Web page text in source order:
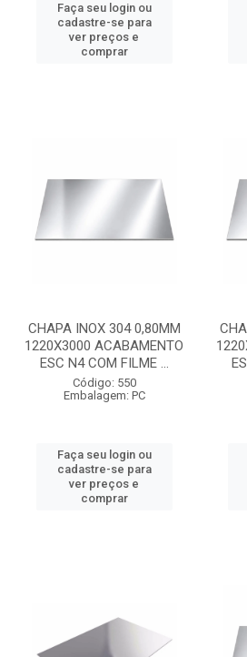
Faça seu login ou
cadastre-se para
ver preços e
comprar
CHAPA INOX 304 0,80MM
1220X3000 ACABAMENTO
ESC N4 COM FILME ...
Código: 550
Embalagem: PC
Faça seu login ou
cadastre-se para
ver preços e
comprar